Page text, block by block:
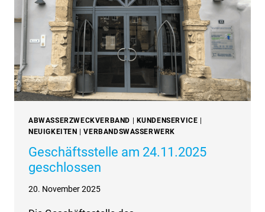
DEN
WEIHNACHTSFERIEN
2025
ABWASSERZWECKVERBAND | KUNDENSERVICE |
NEUIGKEITEN |VERBANDSWASSERWERK
Geschäftsstelle am 24.11.2025
geschlossen
20. November 2025